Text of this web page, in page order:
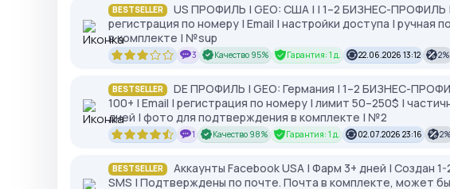
BESTSELLER
US ПРОФИЛЬ | GEO: США | | 1–2 БИЗНЕС-ПРОФИЛЬ
регистрация по номеру | Email | настройки доступа | ручная
в комплекте | №sup
3 Качество 95% Гарантия: 1 д. 22.06.2026 13:12 2%
BESTSELLER
DE ПРОФИЛЬ | GEO: Германия | 1–2 БИЗНЕС-
100+ | Email | регистрация по номеру | лимит 50–250$ |
дней | фото для подтверждения в комплекте | №2
1 Качество 98% Гарантия: 1 д. 02.07.2026 23:16 2%
BESTSELLER
Аккаунты Facebook USA | Фарм 3+ дней | Создан
SMS | Подтверждены по почте. Почта в комплекте, может